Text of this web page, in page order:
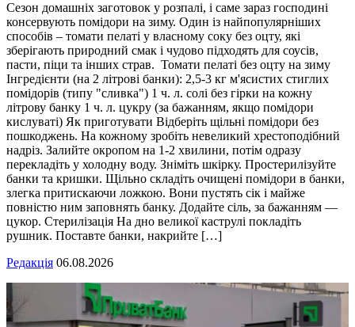
Сезон домашніх заготовок у розпалі, і саме зараз господині
консервують помідори на зиму. Один із найпопулярніших
способів – томати пелаті у власному соку без оцту, які
зберігають природний смак і чудово підходять для соусів,
пасти, піци та інших страв. Томати пелаті без оцту на зиму
Інгредієнти (на 2 літрові банки): 2,5-3 кг м'ясистих стиглих
помідорів (типу "сливка") 1 ч. л. солі без гірки на кожну
літрову банку 1 ч. л. цукру (за бажанням, якщо помідори
кислуваті) Як приготувати Відберіть щільні помідори без
пошкоджень. На кожному зробіть невеликий хрестоподібний
надріз. Залийте окропом на 1-2 хвилини, потім одразу
перекладіть у холодну воду. Зніміть шкірку. Простерилізуйте
банки та кришки. Щільно складіть очищені помідори в банки,
злегка притискаючи ложкою. Вони пустять сік і майже
повністю ним заповнять банку. Додайте сіль, за бажанням —
цукор. Стерилізація На дно великої каструлі покладіть
рушник. Поставте банки, накрийте […]
Редакція 06.08.2026